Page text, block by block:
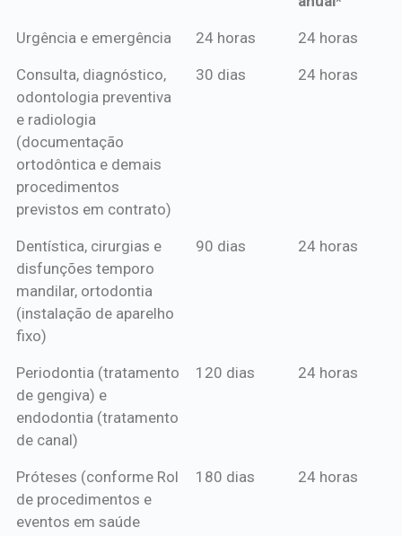
*Procedimentos Amil
*Pagamento
mensal*
*Pagamento
de crédito
Urgência e emergência 24 horas 24 horas
Consulta, diagnóstico,
odontologia preventiva
e radiologia
(documentação
ortodôntica e demais
procedimentos
previstos em contrato)
30 dias 24 horas
Dentística, cirurgias e
disfunções temporo
mandilar, ortodontia
(instalação de aparelho
fixo)
90 dias 24 horas
Periodontia (tratamento
de gengiva) e
endodontia (tratamento
de canal)
120 dias 24 horas
Próteses (conforme Rol
de procedimentos e
eventos em saúde
180 dias 24 horas